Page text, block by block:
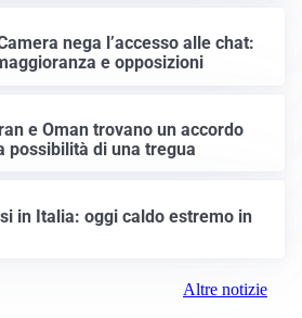
nega l’accesso alle chat:
e opposizioni
e Oman trovano un accordo
possibilità di una tregua
in Italia: oggi caldo estremo in
Altre notizie